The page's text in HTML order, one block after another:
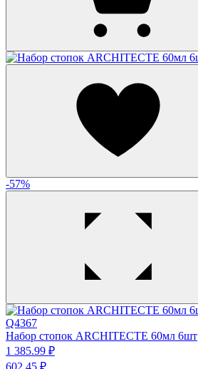
-57%
Q4367
Набор стопок ARCHITECTE 60мл 6шт
1 385.99 ₽
602.45 ₽